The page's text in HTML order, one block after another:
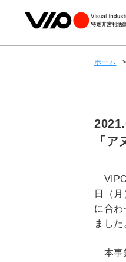
ホーム >
「
VIPO
日（
に合
ました
本事